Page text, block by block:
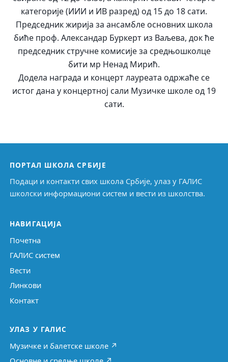
категорије (ИИИ и ИВ разред) од 15 до 18 сати.
Председник жирија за ансамбле основних школа
биће проф. Александар Буркерт из Ваљева, док ће
председник стручне комисије за средњошколце
бити мр Ненад Мирић.
Додела награда и концерт лауреата одржаће се
истог дана у концертној сали Музичке школе од 19
сати.
ПОРТАЛ ШКОЛА СРБИЈЕ
Подаци и контакти свих школа Србије, улаз у ГАЛИС
школски информациони систем и вести из школства.
НАВИГАЦИЈА
Почетна
ГАЛИС систем
Вести
Линкови
Контакт
УЛАЗ У ГАЛИС
Музичке и балетске школе ↗